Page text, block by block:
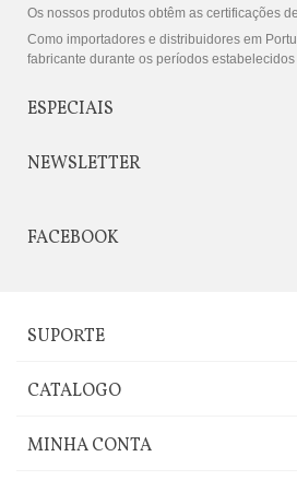
Os nossos produtos obtêm as certificações
Como importadores e distribuidores em
fabricante durante os períodos
ESPECIAIS
NEWSLETTER
FACEBOOK
SUPORTE
CATALOGO
MINHA CONTA